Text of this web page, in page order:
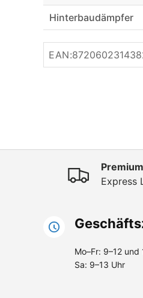
Hinterbaudämpfer
EAN:
Express
Mo–Fr: 9–12 und
Sa: 9–13 Uhr